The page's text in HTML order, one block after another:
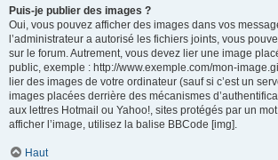
Puis-je publier des images ?
Oui, vous pouvez afficher des images dans vos
l’administrateur a autorisé les fichiers joints, vous
sur le forum. Autrement, vous devez lier une image
public, exemple : http://www.exemple.com/mon-
lier des images de votre ordinateur (sauf si c’est un
images placées derrière des mécanismes
aux lettres Hotmail ou Yahoo!, sites protégés par un
afficher l’image, utilisez la balise BBCode [img].
Haut